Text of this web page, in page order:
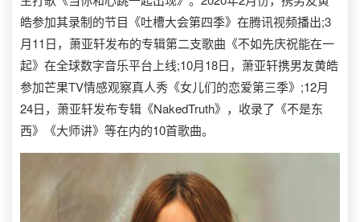
皓参加其录制的节目《吐槽大会第四季》在腾讯视频播出;3
月11日，萧亚轩发布的专辑第二支歌曲《不如先庆祝能在一
起》在全球数字音乐平台上线;10月18日，萧亚轩携男友黄皓
参加芒果TV情感观察真人秀《女儿们的恋爱第三季》;12月
24日，萧亚轩发布专辑《NakedTruth》，收录了《不是东
西》《大师讲》等在内的10首歌曲。